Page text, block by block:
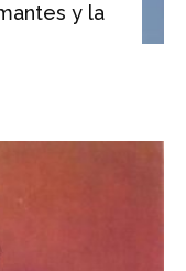
y la